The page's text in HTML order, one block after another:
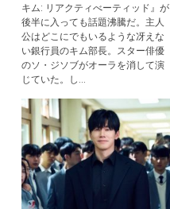
キム: リアクティべーティッド』が
後半に入っても話題沸騰だ。主人
公はどこにでもいるような冴えな
い銀行員のキム部長。スター俳優
のソ・ジソブがオーラを消して演
じていた。し...